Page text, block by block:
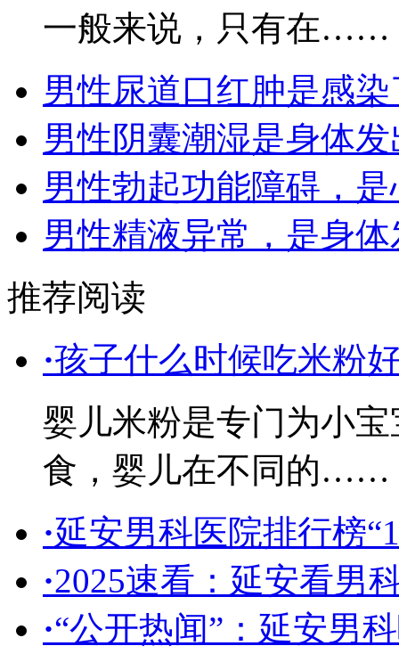
一般来说，只有在……
男性尿道口红肿是感
男性阴囊潮湿是身体
男性勃起功能障碍，
男性精液异常，是身
推荐阅读
·孩子什么时候吃米粉
婴儿米粉是专门为小
食，婴儿在不同的……
·延安男科医院排行榜
·2025速看：延安看男
·“公开热闻”：延安男